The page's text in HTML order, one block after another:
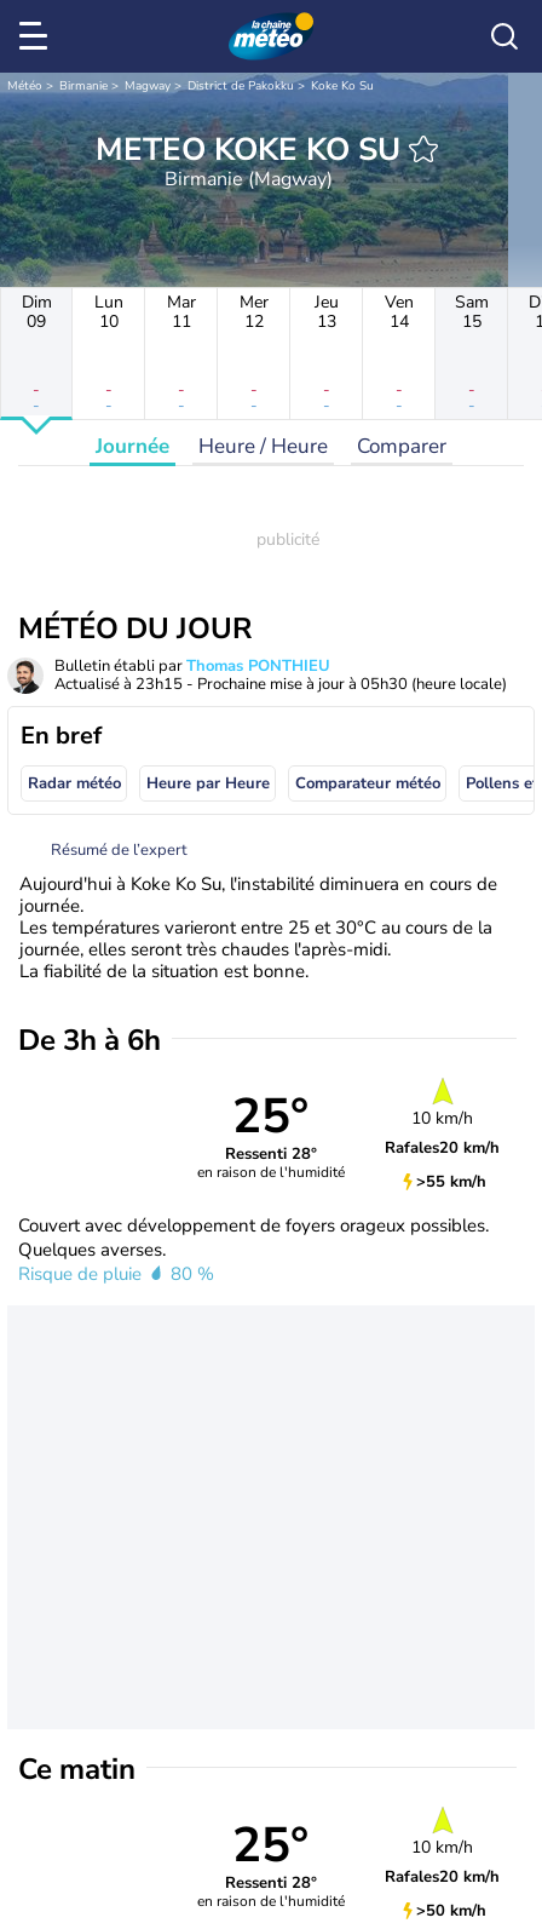
Météo Birmanie Magway District de Pakokku Koke Ko Su
METEO KOKE KO SU
Birmanie (Magway)
Dim
09
-
-
Lun
10
-
-
Mar
11
-
-
Mer
12
-
-
Jeu
13
-
-
Ven
14
-
-
Sam
15
-
-
Journée Heure / Heure Comparer
MÉTÉO DU JOUR
Bulletin établi parThomas PONTHIEU
Actualisé à 23h15 - Prochaine mise à jour à 05h30 (heure locale)
En bref
Radar météo Heure par Heure Comparateur météo Pollens
Résumé de l’expert
Aujourd'hui à Koke Ko Su, l'instabilité diminuera en cours de
journée.
Les températures varieront entre 25 et 30°C au cours de la
journée, elles seront très chaudes l'après-midi.
La fiabilité de la situation est bonne.
De 3h à 6h
25°
Ressenti 28°
en raison de l'humidité
10 km/h
Rafales20 km/h
>55 km/h
Couvert avec développement de foyers orageux possibles.
Quelques averses.
Risque de pluie
80 %
Ce matin
25°
Ressenti 28°
en raison de l'humidité
10 km/h
Rafales20 km/h
>50 km/h